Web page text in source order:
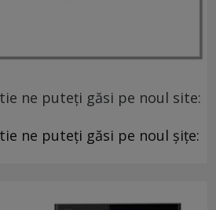
ne puteți găsi pe noul site:
ne puteți găsi pe noul șițe: